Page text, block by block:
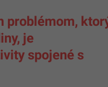
problémom,
je
spojené s